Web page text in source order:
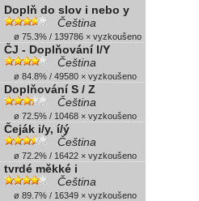
Doplň do slov i nebo y
Čeština
ø 75.3% / 139786 × vyzkoušeno
ČJ - Doplňování I/Y
Čeština
ø 84.8% / 49580 × vyzkoušeno
Doplňování S / Z
Čeština
ø 72.5% / 10468 × vyzkoušeno
Čeják i/y, í/ý
Čeština
ø 72.2% / 16422 × vyzkoušeno
tvrdé měkké i
Čeština
ø 89.7% / 16349 × vyzkoušeno